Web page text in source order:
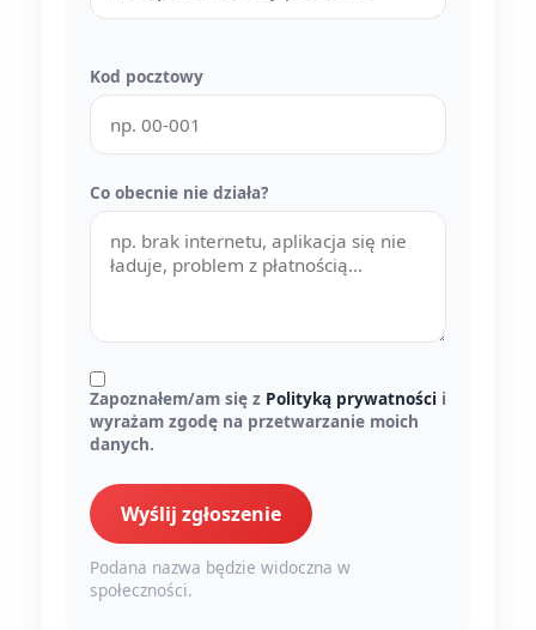
Kod pocztowy
Co obecnie nie działa?
Zapoznałem/am się z Polityką prywatności i
wyrażam zgodę na przetwarzanie moich
danych.
Wyślij zgłoszenie
Podana nazwa będzie widoczna w
społeczności.